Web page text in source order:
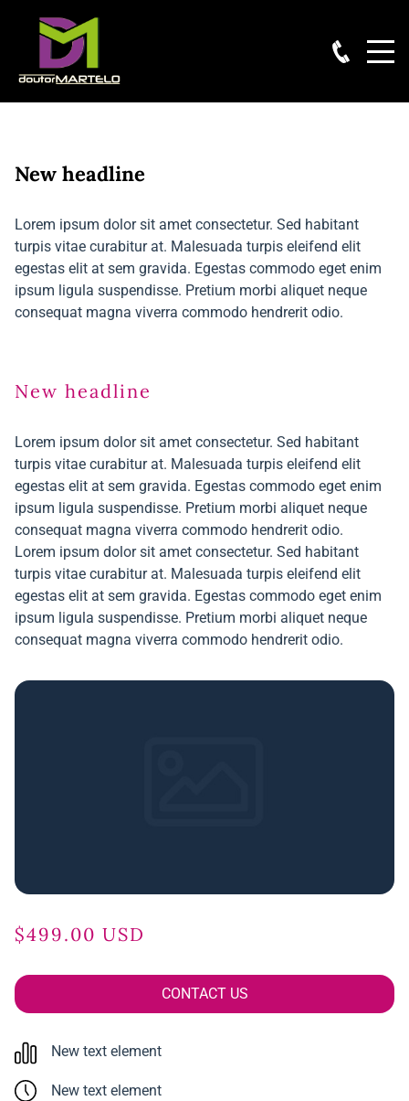
New headline
Lorem ipsum dolor sit amet consectetur. Sed habitant
turpis vitae curabitur at. Malesuada turpis eleifend elit
egestas elit at sem gravida. Egestas commodo eget enim
ipsum ligula suspendisse. Pretium morbi aliquet neque
consequat magna viverra commodo hendrerit odio.
New headline
Lorem ipsum dolor sit amet consectetur. Sed habitant
turpis vitae curabitur at. Malesuada turpis eleifend elit
egestas elit at sem gravida. Egestas commodo eget enim
ipsum ligula suspendisse. Pretium morbi aliquet neque
consequat magna viverra commodo hendrerit odio.
Lorem ipsum dolor sit amet consectetur. Sed habitant
turpis vitae curabitur at. Malesuada turpis eleifend elit
egestas elit at sem gravida. Egestas commodo eget enim
ipsum ligula suspendisse. Pretium morbi aliquet neque
consequat magna viverra commodo hendrerit odio.
$499.00 USD
CONTACT US
New text element
New text element